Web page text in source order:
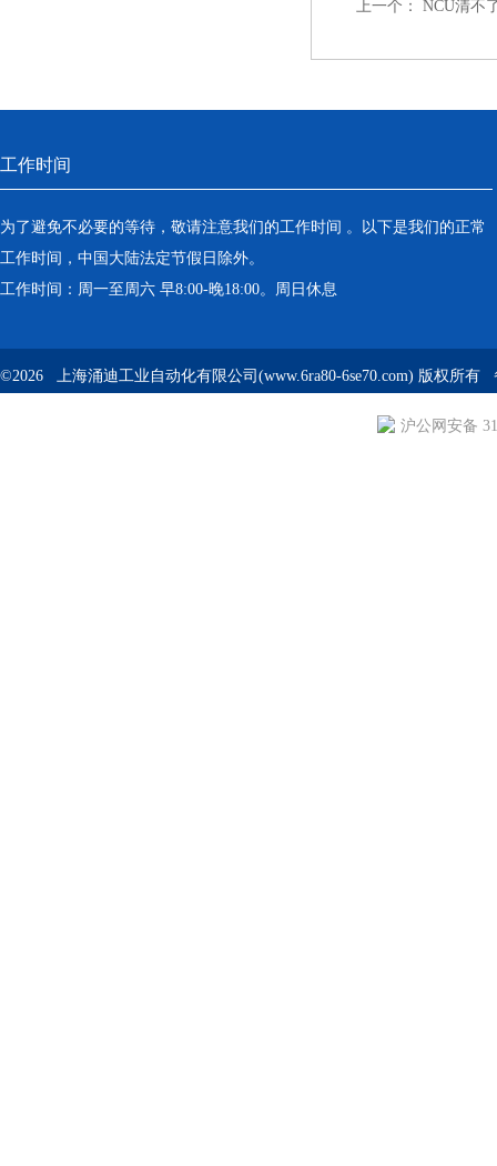
上一个： NCU清不
工作时间
为了避免不必要的等待，敬请注意我们的工作时间 。以下是我们的正常
工作时间，中国大陆法定节假日除外。
工作时间：周一至周六 早8:00-晚18:00。周日休息
©2026 上海涌迪工业自动化有限公司(www.6ra80-6se70.com) 版权所有
沪公网安备